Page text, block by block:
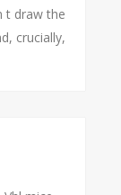
t draw the
crucially,